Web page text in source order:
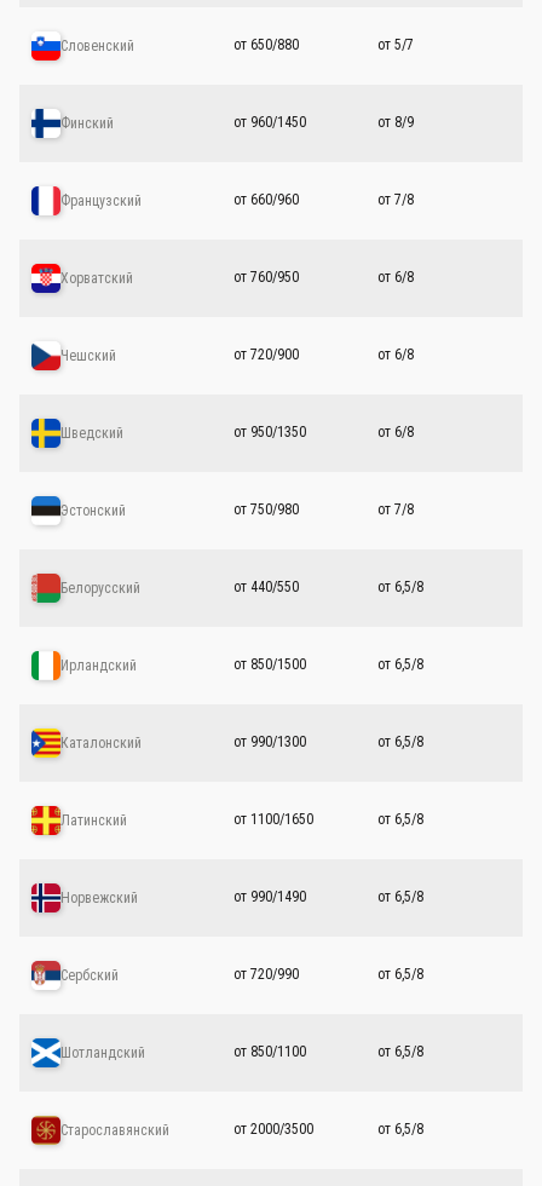
Словенский от 650/880 от 5/7
Финский от 960/1450 от 8/9
Французский от 660/960 от 7/8
Хорватский от 760/950 от 6/8
Чешский от 720/900 от 6/8
Шведский от 950/1350 от 6/8
Эстонский от 750/980 от 7/8
Белорусский от 440/550 от 6,5/8
Ирландский от 850/1500 от 6,5/8
Каталонский от 990/1300 от 6,5/8
Латинский от 1100/1650 от 6,5/8
Норвежский от 990/1490 от 6,5/8
Сербский от 720/990 от 6,5/8
Шотландский от 850/1100 от 6,5/8
Старославянский от 2000/3500 от 6,5/8